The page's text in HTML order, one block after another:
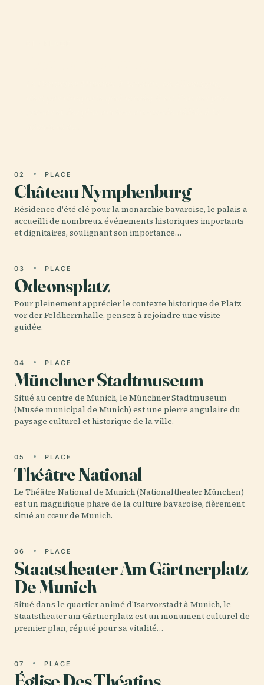
02 PLACE
Château Nymphenburg
Résidence d'été clé pour la monarchie bavaroise, le palais a
accueilli de nombreux événements historiques importants
et dignitaires, soulignant son importance…
03 PLACE
Odeonsplatz
Pour pleinement apprécier le contexte historique de Platz
vor der Feldherrnhalle, pensez à rejoindre une visite
guidée.
04 PLACE
Münchner Stadtmuseum
Situé au centre de Munich, le Münchner Stadtmuseum
(Musée municipal de Munich) est une pierre angulaire du
paysage culturel et historique de la ville.
05 PLACE
Théâtre National
Le Théâtre National de Munich (Nationaltheater München)
est un magnifique phare de la culture bavaroise, fièrement
situé au cœur de Munich.
06 PLACE
Staatstheater Am Gärtnerplatz
De Munich
Situé dans le quartier animé d'Isarvorstadt à Munich, le
Staatstheater am Gärtnerplatz est un monument culturel de
premier plan, réputé pour sa vitalité…
07 PLACE
Église Des Théatins